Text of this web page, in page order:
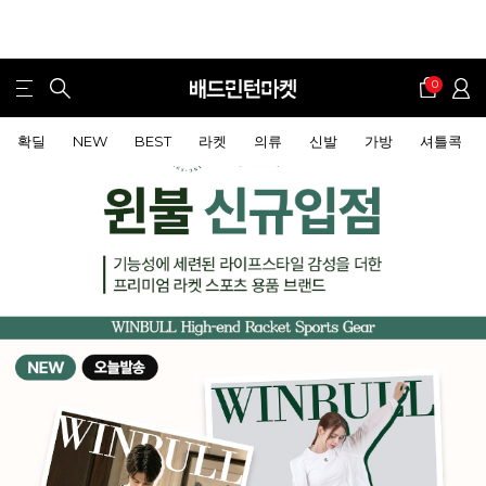
0
확딜 NEW BEST 라켓 의류 신발 가방 셔틀콕